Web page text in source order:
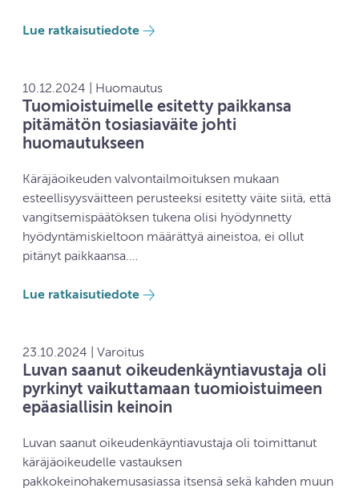
Lue ratkaisutiedote
10.12.2024 | Huomautus
Tuomioistuimelle esitetty paikkansa
pitämätön tosiasiaväite johti
huomautukseen
Käräjäoikeuden valvontailmoituksen mukaan
esteellisyysväitteen perusteeksi esitetty väite siitä, että
vangitsemispäätöksen tukena olisi hyödynnetty
hyödyntämiskieltoon määrättyä aineistoa, ei ollut
pitänyt paikkaansa.…
Lue ratkaisutiedote
23.10.2024 | Varoitus
Luvan saanut oikeudenkäyntiavustaja oli
pyrkinyt vaikuttamaan tuomioistuimeen
epäasiallisin keinoin
Luvan saanut oikeudenkäyntiavustaja oli toimittanut
käräjäoikeudelle vastauksen
pakkokeinohakemusasiassa itsensä sekä kahden muun